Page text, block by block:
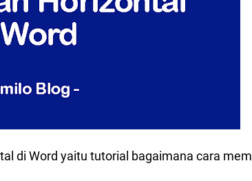
di Word yaitu tutorial bagaimana cara